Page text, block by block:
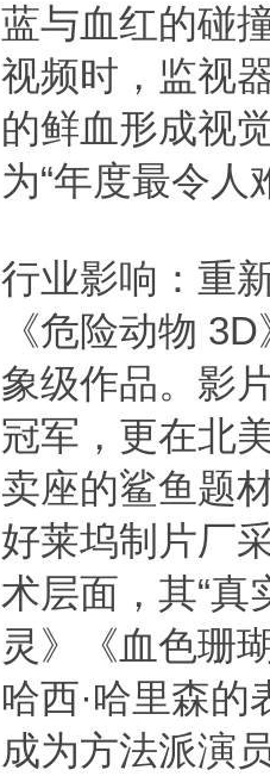
蓝与血红的碰
视频时，监视
的鲜血形成视
为“年度最令人
行业影响：重
《危险动物
象级作品。影
冠军，更在北
卖座的鲨鱼题
好莱坞制片厂
术层面，其“真
灵》《血色珊
哈西·哈里森
成为方法派演